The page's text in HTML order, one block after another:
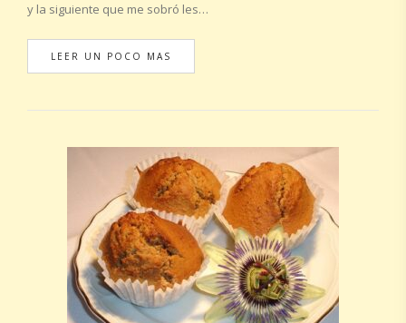
y la siguiente que me sobró les…
LEER UN POCO MAS